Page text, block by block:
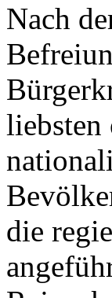
Nach
liebsten
die